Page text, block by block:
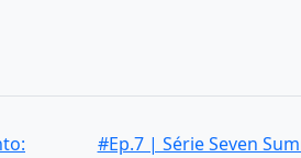
#Ep.7 | Série Seven